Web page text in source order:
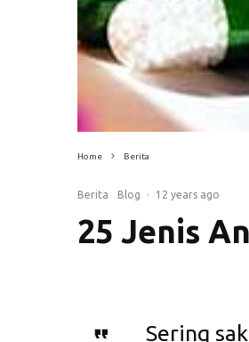
Home Berita
Berita Blog · 12 years ago
25 Jenis
Sering